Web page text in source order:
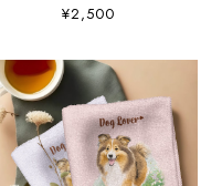
容器 お家用 プレゼン
ト 犬 ペット うちの
¥2,500